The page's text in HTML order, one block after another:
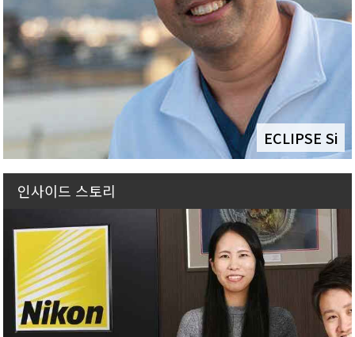
ECLIPSE Si
인사이드 스토리